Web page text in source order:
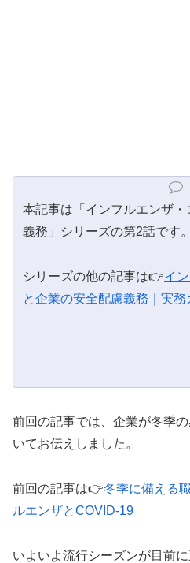
本記事は「インフルエンザ
義務」シリーズの第2話です。
シリーズの他の記事は👉イ
と企業の安全配慮義務｜実務
前回の記事では、企業が冬季
いてお伝えしました。
前回の記事は👉冬季に備える
ルエンザとCOVID-19
いよいよ流行シーズンが目前